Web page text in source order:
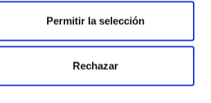
Permitir la selección
Rechazar